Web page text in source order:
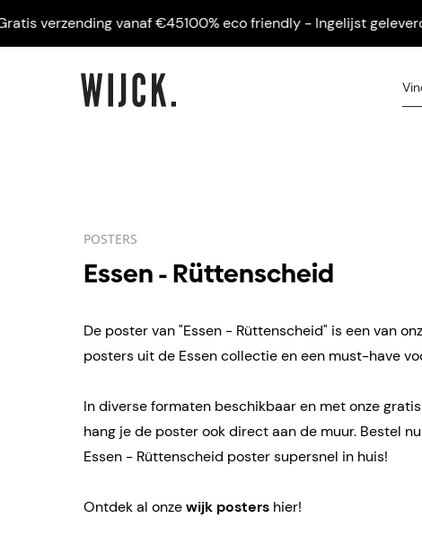
vanaf €45100% eco friendly - Ingelijst geleverd -
POSTERS
Essen - Rüttenscheid
De poster van "Essen - Rüttenscheid" is een van
posters uit de Essen collectie en een must-have
In diverse formaten beschikbaar en met onze
hang je de poster ook direct aan de muur. Bestel
Essen - Rüttenscheid poster supersnel in huis!
Ontdek al onzewijk posters hier!